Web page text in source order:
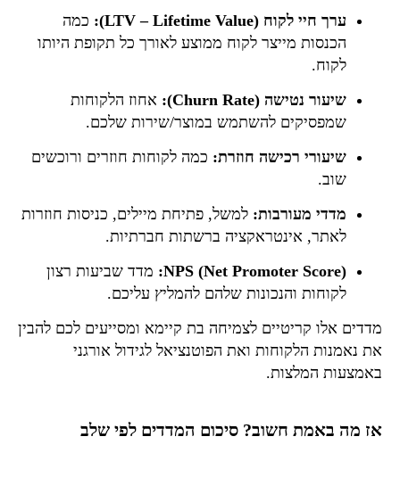
ערך חיי לקוח (LTV – Lifetime Value):
כמה
הכנסות מייצר לקוח ממוצע לאורך כל תקופת היותו
לקוח.
שיעור נטישה (Churn Rate):
אחוז הלקוחות
שמפסיקים להשתמש במוצר/שירות שלכם.
שיעורי רכישה חוזרת: כמה לקוחות חוזרים ורוכשים
שוב.
מדדי מעורבות: למשל, פתיחת מיילים, כניסות חוזרות
לאתר, אינטראקציה ברשתות חברתיות.
NPS (Net Promoter Score): מדד שביעות רצון
לקוחות והנכונות שלהם להמליץ עליכם.
מדדים אלו קריטיים לצמיחה בת קיימא ומסייעים לכם להבין
את נאמנות הלקוחות ואת הפוטנציאל לגידול אורגני
באמצעות המלצות.
אז מה באמת חשוב? סיכום המדדים לפי שלב